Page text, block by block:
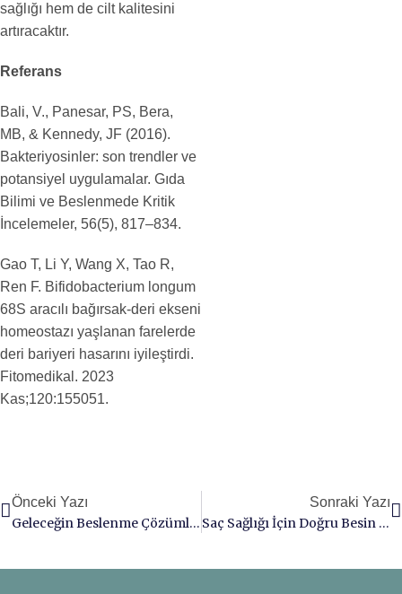
sağlığı hem de cilt kalitesini
artıracaktır.
Referans
Bali, V., Panesar, PS, Bera,
MB, & Kennedy, JF (2016).
Bakteriyosinler: son trendler ve
potansiyel uygulamalar. Gıda
Bilimi ve Beslenmede Kritik
İncelemeler, 56(5), 817–834.
Gao T, Li Y, Wang X, Tao R,
Ren F. Bifidobacterium longum
68S aracılı bağırsak-deri ekseni
homeostazı yaşlanan farelerde
deri bariyeri hasarını iyileştirdi.
Fitomedikal. 2023
Kas;120:155051.
Önceki Yazı
Geleceğin Beslenme Çözümleri Vitafoods Europe 2025’te Buluşuyor
Sonraki Yazı
Saç Sağlığı İçin Doğru Besin Takviyeleri